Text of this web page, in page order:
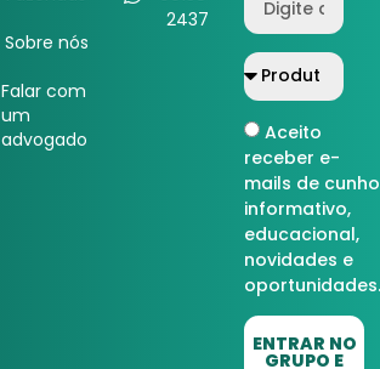
Sobre nós
Falar com
um
advogado
2437
Aceito
receber e-
mails de cunho
informativo,
educacional,
novidades e
oportunidades.
ENTRAR NO
GRUPO E